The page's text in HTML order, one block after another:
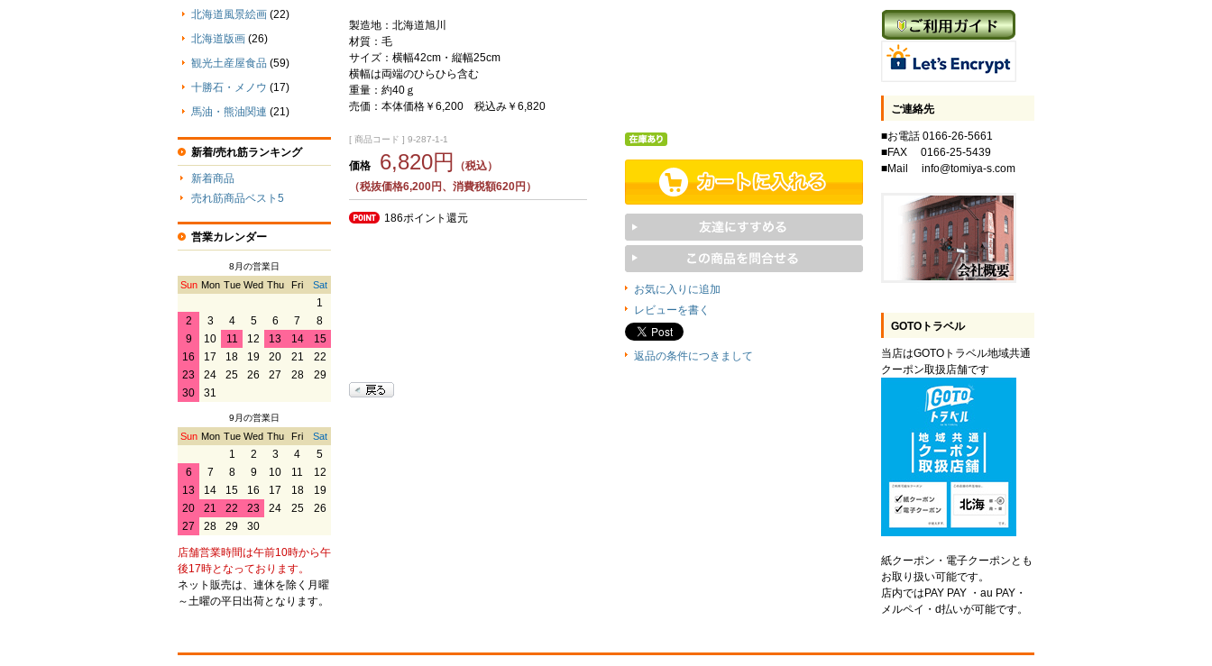
製造地：北海道旭川
材質：毛
サイズ：横幅42cm・縦幅25cm
横幅は両端のひらひら含む
重量：約40ｇ
売価：本体価格￥6,200 税込み￥6,820
[ 商品コード ] 9-287-1-1
価格 6,820円
（税込）
（税抜価格6,200円、消費税額620円）
186ポイント還元
お気に入りに追加
レビューを書く
返品の条件につきまして
北海道風景絵画 (22)
北海道版画 (26)
観光土産屋食品 (59)
十勝石・メノウ (17)
馬油・熊油関連 (21)
新着/売れ筋ランキング
新着商品
売れ筋商品ベスト5
営業カレンダー
8月の営業日
Sun Mon Tue Wed Thu Fri Sat
1
2
3 4 5 6 7
8
9
10 11 12 13 14
15
16
17 18 19 20 21
22
23
24 25 26 27 28
29
30
31
9月の営業日
Sun Mon Tue Wed Thu Fri Sat
1 2 3 4
5
6
7 8 9 10 11
12
13
14 15 16 17 18
19
20
21 22 23 24 25
26
27
28 29 30
店舗営業時間は午前10時から午
後17時となっております。
ネット販売は、連休を除く月曜
～土曜の平日出荷となります。
ご連絡先
■お電話 0166-26-5661
■FAX 0166-25-5439
■Mail info@tomiya-s.com
GOTOトラベル
当店はGOTOトラベル地域共通
クーポン取扱店舗です
紙クーポン・電子クーポンとも
お取り扱い可能です。
店内ではPAY PAY ・au PAY・
メルペイ・d払いが可能です。